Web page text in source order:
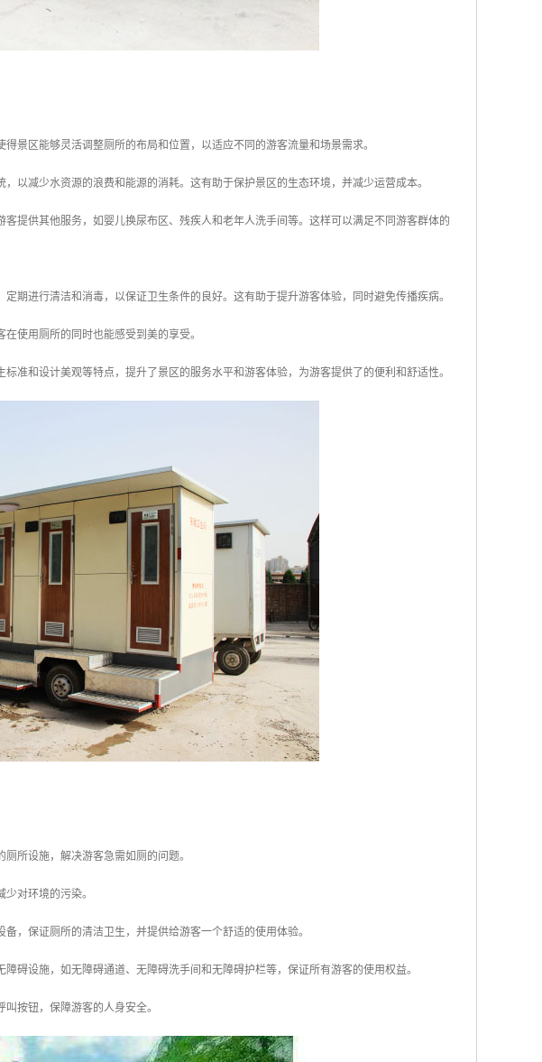
景区能够灵活调整厕所的布局和位置，以适应不同的游客流量和场景需求。
以减少水资源的浪费和能源的消耗。这有助于保护景区的生态环境，并减少运营成本。
提供其他服务，如婴儿换尿布区、残疾人和老年人洗手间等。这样可以满足不同游客群体的
期进行清洁和消毒，以保证卫生条件的良好。这有助于提升游客体验，同时避免传播疾病。
使用厕所的同时也能感受到美的享受。
准和设计美观等特点，提升了景区的服务水平和游客体验，为游客提供了的便利和舒适性。
所设施，解决游客急需如厕的问题。
对环境的污染。
，保证厕所的清洁卫生，并提供给游客一个舒适的使用体验。
碍设施，如无障碍通道、无障碍洗手间和无障碍护栏等，保证所有游客的使用权益。
按钮，保障游客的人身安全。